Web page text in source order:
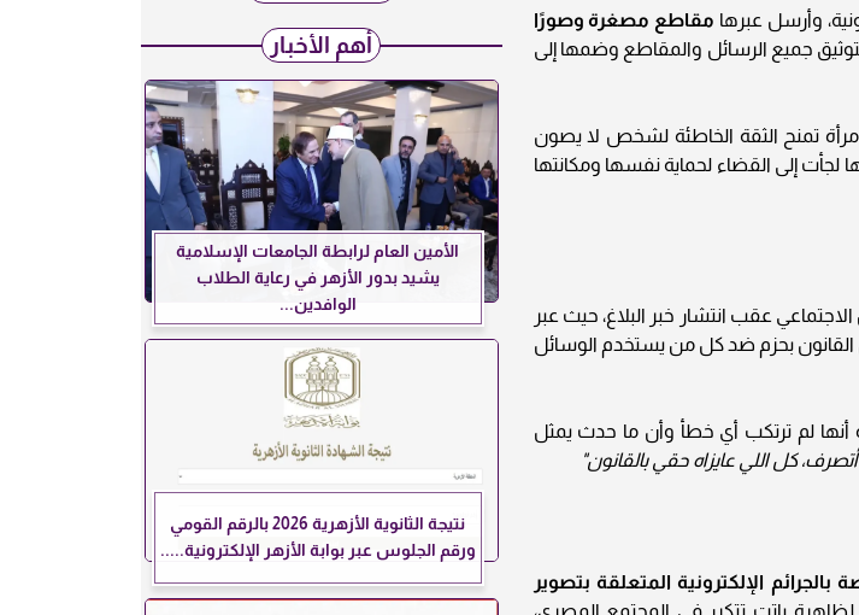
وأرسل عبرها مقاطع مصغرة وصورًا
جميع الرسائل والمقاطع وضمها إلى
تمنح الثقة الخاطئة لشخص لا يصون
لجأت إلى القضاء لحماية نفسها ومكانتها
عقب انتشار خبر البلاغ، حيث عبر
القانون بحزم ضد كل من يستخدم الوسائل
أنها لم ترتكب أي خطأ وأن ما حدث يمثل
كل اللي عايزاه حقي بالقانون"
الإلكترونية المتعلقة بتصوير
باتت تتكرر في المجتمع المصري،
أهم الأخبار
الأمين العام لرابطة الجامعات الإسلامية
يشيد بدور الأزهر في رعاية الطلاب
الوافدين...
نتيجة الثانوية الأزهرية 2026 بالرقم القومي
ورقم الجلوس عبر بوابة الأزهر الإلكترونية.....